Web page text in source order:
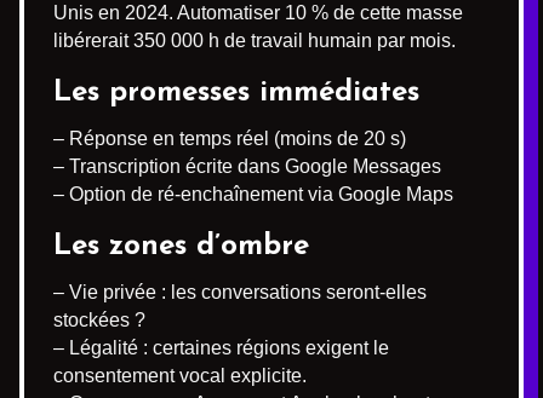
Unis en 2024. Automatiser 10 % de cette masse
libérerait 350 000 h de travail humain par mois.
Les promesses immédiates
– Réponse en temps réel (moins de 20 s)
– Transcription écrite dans Google Messages
– Option de ré-enchaînement via Google Maps
Les zones d’ombre
– Vie privée : les conversations seront-elles
stockées ?
– Légalité : certaines régions exigent le
consentement vocal explicite.